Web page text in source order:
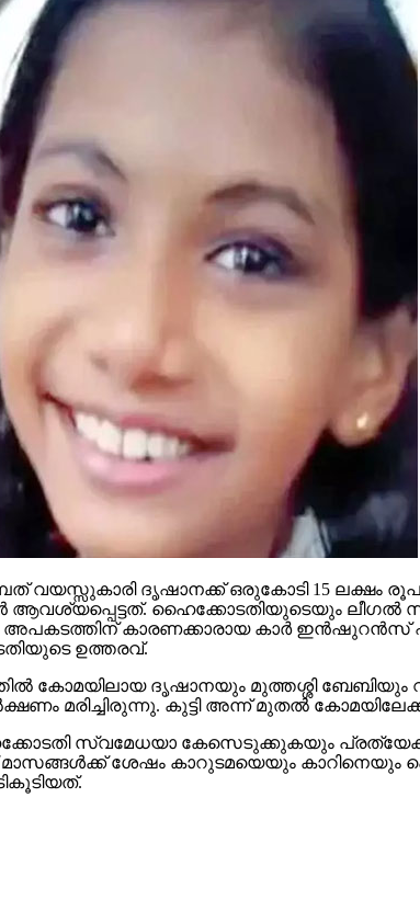
വയസ്സുകാരി ദൃഷാനക്ക് ഒരുകോടി 15 ലക്ഷം രൂപ
ഹൈക്കോടതിയുടെയും ലീഗല്‍
അപകടത്തിന് കാരണക്കാരായ കാര്‍
ഉത്തരവ്.
കോമയിലായ ദൃഷാനയും മുത്തശ്ശി ബേബിയും
മരിച്ചിരുന്നു. കുട്ടി അന്ന് മുതല്‍
സ്വമേധയാ കേസെടുക്കുകയും
ശേഷം കാറുടമയെയും കാറിനെയും